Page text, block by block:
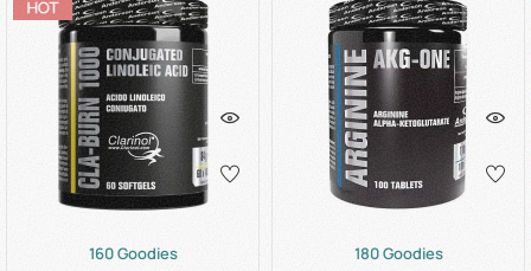
160 Goodies
180 Goodies